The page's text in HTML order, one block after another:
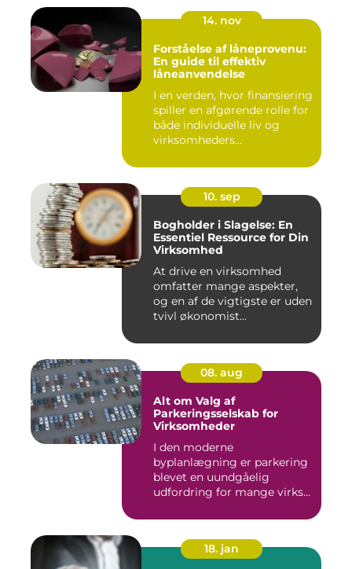
14. nov
Forståelse af låneprovenu:
En guide til effektiv
låneanvendelse
I en verden, hvor finansiering
spiller en afgørende rolle for
både individuelle liv og
virksomheders...
10. sep
Bogholder i Slagelse: En
Essentiel Ressource for Din
Virksomhed
At drive en virksomhed
omfatter mange aspekter,
og en af de vigtigste er uden
tvivl økonomist...
08. aug
Alt om Valg af
Parkeringsselskab for
Virksomheder
I den moderne
byplanlægning er parkering
blevet en uundgåelig
udfordring for mange virks...
18. jan